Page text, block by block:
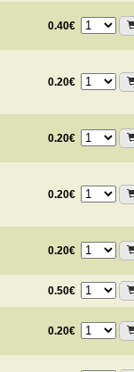
0.40€
0.20€
0.20€
0.20€
0.20€
0.50€
0.20€